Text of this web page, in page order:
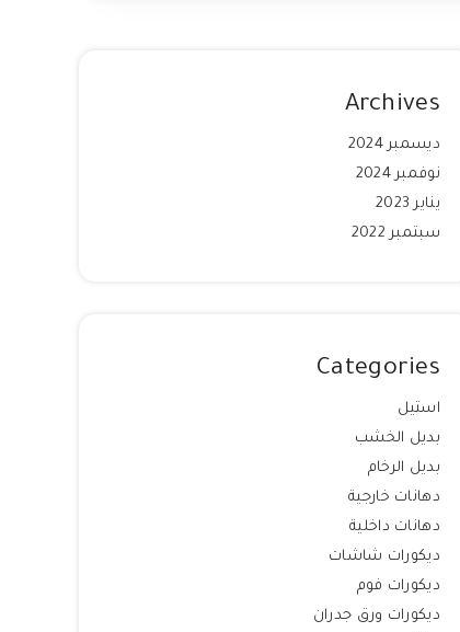
Archives
ديسمبر 2024
نوفمبر 2024
يناير 2023
سبتمبر 2022
Categories
استيل
بديل الخشب
بديل الرخام
دهانات خارجية
دهانات داخلية
ديكورات شاشات
ديكورات فوم
ديكورات ورق جدران